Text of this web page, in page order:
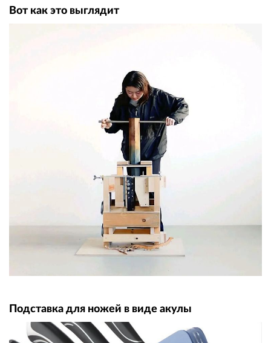
Вот как это выглядит
Подставка для ножей в виде акулы